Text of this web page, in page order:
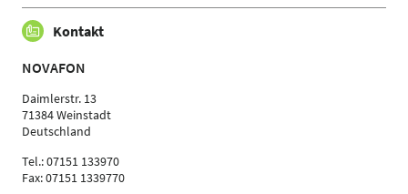
Kontakt
NOVAFON
Daimlerstr. 13
71384 Weinstadt
Deutschland
Tel.: 07151 133970
Fax: 07151 1339770